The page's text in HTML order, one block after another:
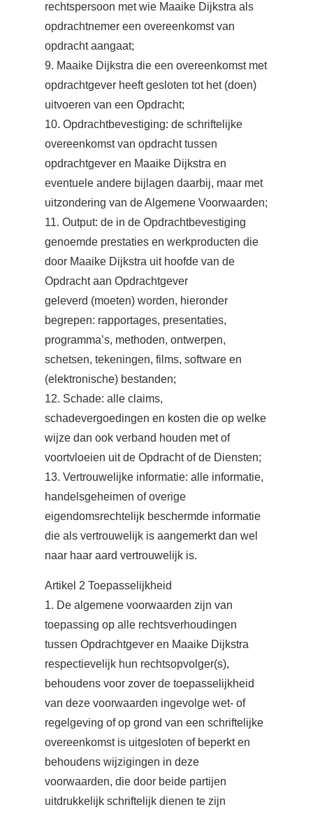
rechtspersoon met wie Maaike Dijkstra als
opdrachtnemer een overeenkomst van
opdracht aangaat;
9. Maaike Dijkstra die een overeenkomst met
opdrachtgever heeft gesloten tot het (doen)
uitvoeren van een Opdracht;
10. Opdrachtbevestiging: de schriftelijke
overeenkomst van opdracht tussen
opdrachtgever en Maaike Dijkstra en
eventuele andere bijlagen daarbij, maar met
uitzondering van de Algemene Voorwaarden;
11. Output: de in de Opdrachtbevestiging
genoemde prestaties en werkproducten die
door Maaike Dijkstra uit hoofde van de
Opdracht aan Opdrachtgever
geleverd (moeten) worden, hieronder
begrepen: rapportages, presentaties,
programma’s, methoden, ontwerpen,
schetsen, tekeningen, films, software en
(elektronische) bestanden;
12. Schade: alle claims,
schadevergoedingen en kosten die op welke
wijze dan ook verband houden met of
voortvloeien uit de Opdracht of de Diensten;
13. Vertrouwelijke informatie: alle informatie,
handelsgeheimen of overige
eigendomsrechtelijk beschermde informatie
die als vertrouwelijk is aangemerkt dan wel
naar haar aard vertrouwelijk is.
Artikel 2 Toepasselijkheid
1. De algemene voorwaarden zijn van
toepassing op alle rechtsverhoudingen
tussen Opdrachtgever en Maaike Dijkstra
respectievelijk hun rechtsopvolger(s),
behoudens voor zover de toepasselijkheid
van deze voorwaarden ingevolge wet- of
regelgeving of op grond van een schriftelijke
overeenkomst is uitgesloten of beperkt en
behoudens wijzigingen in deze
voorwaarden, die door beide partijen
uitdrukkelijk schriftelijk dienen te zijn